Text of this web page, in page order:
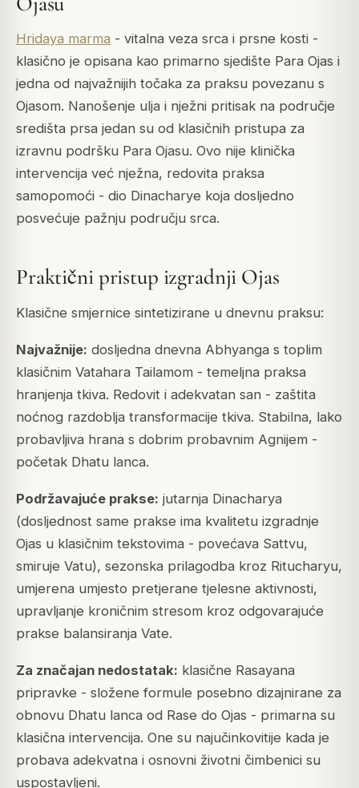
Hridaya marma - vitalna veza srca i prsne kosti -
klasično je opisana kao primarno sjedište Para Ojas i
jedna od najvažnijih točaka za praksu povezanu s
Ojasom. Nanošenje ulja i nježni pritisak na područje
središta prsa jedan su od klasičnih pristupa za
izravnu podršku Para Ojasu. Ovo nije klinička
intervencija već nježna, redovita praksa
samopomoći - dio Dinacharye koja dosljedno
posvećuje pažnju području srca.
Praktični pristup izgradnji Ojas
Klasične smjernice sintetizirane u dnevnu praksu:
Najvažnije: dosljedna dnevna Abhyanga s toplim
klasičnim Vatahara Tailamom - temeljna praksa
hranjenja tkiva. Redovit i adekvatan san - zaštita
noćnog razdoblja transformacije tkiva. Stabilna, lako
probavljiva hrana s dobrim probavnim Agnijem -
početak Dhatu lanca.
Podržavajuće prakse: jutarnja Dinacharya
(dosljednost same prakse ima kvalitetu izgradnje
Ojas u klasičnim tekstovima - povećava Sattvu,
smiruje Vatu), sezonska prilagodba kroz Ritucharyu,
umjerena umjesto pretjerane tjelesne aktivnosti,
upravljanje kroničnim stresom kroz odgovarajuće
prakse balansiranja Vate.
Za značajan nedostatak: klasične Rasayana
pripravke - složene formule posebno dizajnirane za
obnovu Dhatu lanca od Rase do Ojas - primarna su
klasična intervencija. One su najučinkovitije kada je
probava adekvatna i osnovni životni čimbenici su
uspostavljeni.